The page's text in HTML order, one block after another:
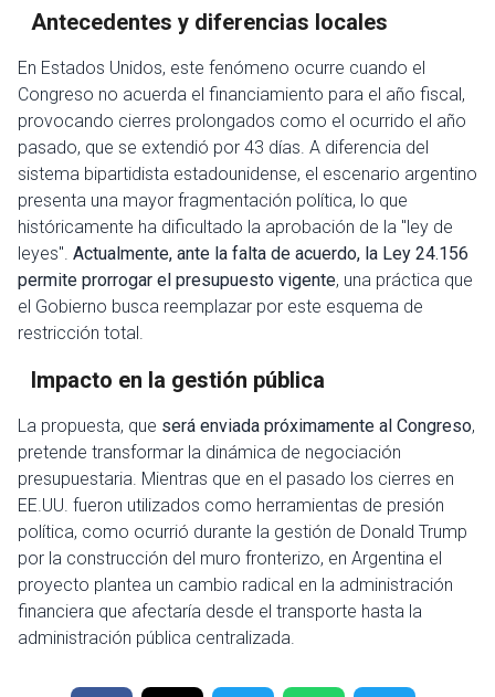
Antecedentes y diferencias locales
En Estados Unidos, este fenómeno ocurre cuando el
Congreso no acuerda el financiamiento para el año fiscal,
provocando cierres prolongados como el ocurrido el año
pasado, que se extendió por 43 días. A diferencia del
sistema bipartidista estadounidense, el escenario argentino
presenta una mayor fragmentación política, lo que
históricamente ha dificultado la aprobación de la "ley de
leyes". Actualmente, ante la falta de acuerdo, la Ley 24.156
permite prorrogar el presupuesto vigente, una práctica que
el Gobierno busca reemplazar por este esquema de
restricción total.
Impacto en la gestión pública
La propuesta, que será enviada próximamente al Congreso,
pretende transformar la dinámica de negociación
presupuestaria. Mientras que en el pasado los cierres en
EE.UU. fueron utilizados como herramientas de presión
política, como ocurrió durante la gestión de Donald Trump
por la construcción del muro fronterizo, en Argentina el
proyecto plantea un cambio radical en la administración
financiera que afectaría desde el transporte hasta la
administración pública centralizada.